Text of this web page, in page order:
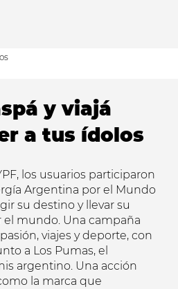
y viajá
a tus ídolos
los usuarios participaron
Argentina por el Mundo
su destino y llevar su
mundo. Una campaña
viajes y deporte, con
a Los Pumas, el
argentino. Una acción
la marca que